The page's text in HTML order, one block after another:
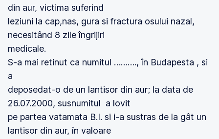
din aur, victima suferind
leziuni la cap,nas, gura si fractura osului nazal,
necesitând 8 zile îngrijiri
medicale.
S-a mai retinut ca numitul ………., în Budapesta , si
a
deposedat-o de un lantisor din aur; la data de
26.07.2000, susnumitul a lovit
pe partea vatamata B.I. si i-a sustras de la gât un
lantisor din aur, în valoare